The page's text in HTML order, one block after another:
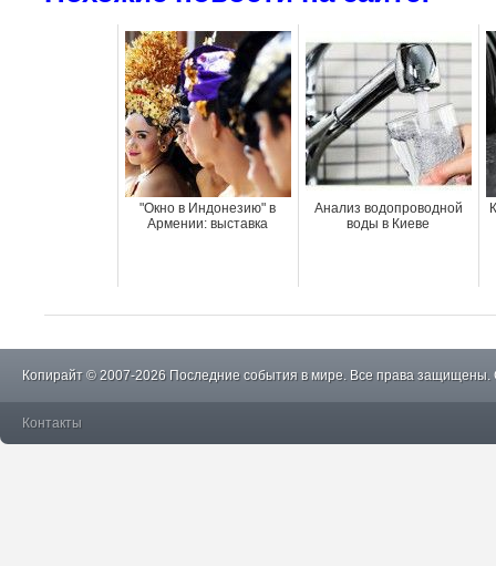
"Окно в Индонезию" в
Армении: выставка
Анализ водопроводной
воды в Киеве
Копирайт © 2007-2026 Последние события в мире. Все права защищены.
Контакты